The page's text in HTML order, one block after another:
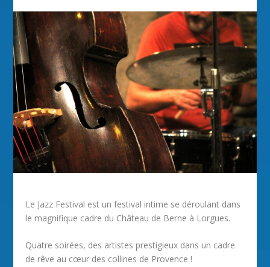
Le Jazz Festival est un festival intime se déroulant dans
le magnifique cadre du Château de Berne à Lorgues.
Quatre soirées, des artistes prestigieux dans un cadre
de rêve au cœur des collines de Provence !